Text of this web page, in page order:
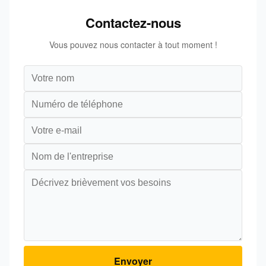
Contactez-nous
Vous pouvez nous contacter à tout moment !
Envoyer